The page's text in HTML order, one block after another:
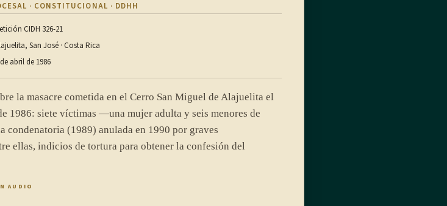
· CONSTITUCIONAL · DDHH
CIDH 326-21
San José · Costa Rica
abril de 1986
la masacre cometida en el Cerro San Miguel de Alajuelita el
1986: siete víctimas —una mujer adulta y seis menores de
condenatoria (1989) anulada en 1990 por graves
ellas, indicios de tortura para obtener la confesión del
AUDIO